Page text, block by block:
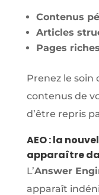
Contenus
Articles
Pages
Prenez le soin
contenus de
d’être repris
AEO : la
apparaître
L’Answer
apparaît